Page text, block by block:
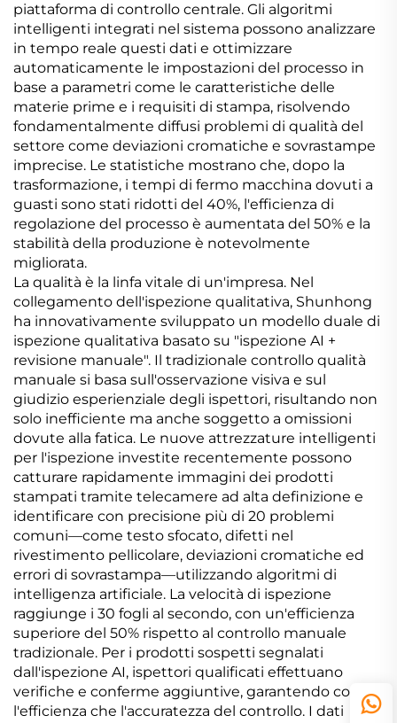
piattaforma di controllo centrale. Gli algoritmi
intelligenti integrati nel sistema possono analizzare
in tempo reale questi dati e ottimizzare
automaticamente le impostazioni del processo in
base a parametri come le caratteristiche delle
materie prime e i requisiti di stampa, risolvendo
fondamentalmente diffusi problemi di qualità del
settore come deviazioni cromatiche e sovrastampe
imprecise. Le statistiche mostrano che, dopo la
trasformazione, i tempi di fermo macchina dovuti a
guasti sono stati ridotti del 40%, l'efficienza di
regolazione del processo è aumentata del 50% e la
stabilità della produzione è notevolmente
migliorata.
La qualità è la linfa vitale di un'impresa. Nel
collegamento dell'ispezione qualitativa, Shunhong
ha innovativamente sviluppato un modello duale di
ispezione qualitativa basato su "ispezione AI +
revisione manuale". Il tradizionale controllo qualità
manuale si basa sull'osservazione visiva e sul
giudizio esperienziale degli ispettori, risultando non
solo inefficiente ma anche soggetto a omissioni
dovute alla fatica. Le nuove attrezzature intelligenti
per l'ispezione investite recentemente possono
catturare rapidamente immagini dei prodotti
stampati tramite telecamere ad alta definizione e
identificare con precisione più di 20 problemi
comuni—come testo sfocato, difetti nel
rivestimento pellicolare, deviazioni cromatiche ed
errori di sovrastampa—utilizzando algoritmi di
intelligenza artificiale. La velocità di ispezione
raggiunge i 30 fogli al secondo, con un'efficienza
superiore del 50% rispetto al controllo manuale
tradizionale. Per i prodotti sospetti segnalati
dall'ispezione AI, ispettori qualificati effettuano
verifiche e conferme aggiuntive, garantendo così sia
l'efficienza che l'accuratezza del controllo. I dati